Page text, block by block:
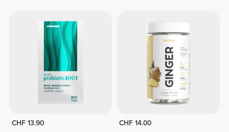
CHF 13.90
CHF 14.00